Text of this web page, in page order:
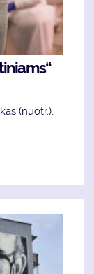
(nuotr.),